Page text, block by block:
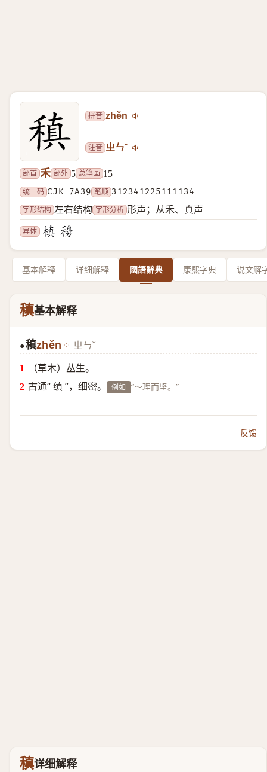
拼音 zhěn
注音 ㄓㄣˇ
部首 禾 部外 5 总笔画 15
统一码 CJK 7A39 笔顺 312341225111134
字形结构 左右结构 字形分析 形声；从禾、真声
异体
基本解释 详细解释 國語辭典 康熙字典 说文解
稹基本解释
●稹zhěn ㄓㄣˇ
（草木）丛生。
古通“ 缜 ”，细密。
例如 “～理而坚。”
反馈
稹详细解释